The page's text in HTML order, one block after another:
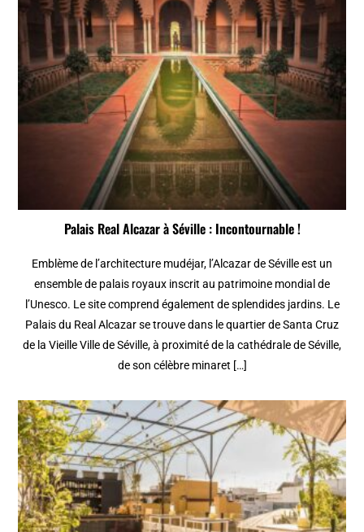
Palais Real Alcazar à Séville : Incontournable !
Emblème de l’architecture mudéjar, l’Alcazar de Séville est un
ensemble de palais royaux inscrit au patrimoine mondial de
l’Unesco. Le site comprend également de splendides jardins. Le
Palais du Real Alcazar se trouve dans le quartier de Santa Cruz
de la Vieille Ville de Séville, à proximité de la cathédrale de Séville,
de son célèbre minaret […]